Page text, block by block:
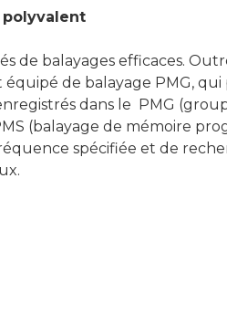
polyvalent
de balayages efficaces.
équipé de balayage PMG,
dans le PMG
(balayage de mémoire
spécifiée et de